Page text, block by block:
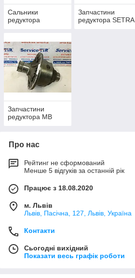
Сальники
редуктора
Запчастини
редуктора SETRA
Запчастини
редуктора MB
Про нас
Рейтинг не сформований
Менше 5 відгуків за останній рік
Працює з 18.08.2020
м. Львів
Львів, Пасічна, 127, Львів, Україна
Контакти
Сьогодні вихідний
Показати весь графік роботи